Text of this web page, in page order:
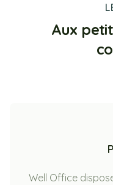
Aux
Well Office